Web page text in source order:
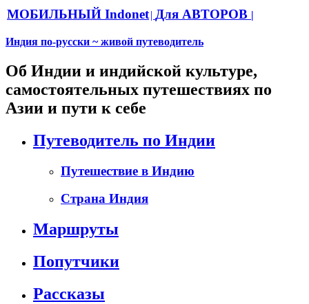
МОБИЛЬНЫЙ Indonet| Для АВТОРОВ |
Индия по-русски ~ живой путеводитель
Об Индии и индийской культуре,
самостоятельных путешествиях по
Азии и пути к себе
Путеводитель по Индии
Путешествие в Индию
Страна Индия
Маршруты
Попутчики
Рассказы